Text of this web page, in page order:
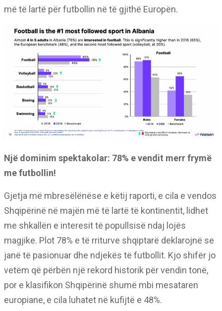
më të lartë për futbollin në të gjithë Europën.
Një dominim spektakolar: 78% e vendit merr frymë
me futbollin!
Gjetja më mbresëlënëse e këtij raporti, e cila e vendos
Shqipërinë në majën më të lartë të kontinentit, lidhet
me shkallën e interesit të popullsisë ndaj lojës
magjike. Plot 78% e të rriturve shqiptarë deklarojnë se
janë të pasionuar dhe ndjekës të futbollit. Kjo shifër jo
vetëm që përbën një rekord historik për vendin tonë,
por e klasifikon Shqipërinë shumë mbi mesataren
europiane, e cila luhatet në kufijtë e 48%.